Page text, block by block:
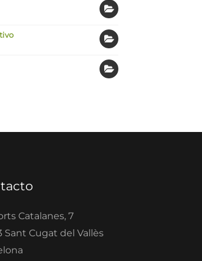
Catalanes, 7
Sant Cugat del Vallès